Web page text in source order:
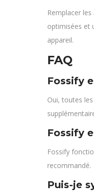
Remplacer
optimisées et
appareil.
FAQ
Fossify
Oui, toutes
Fossify
Fossify
recommandé.
Puis-je